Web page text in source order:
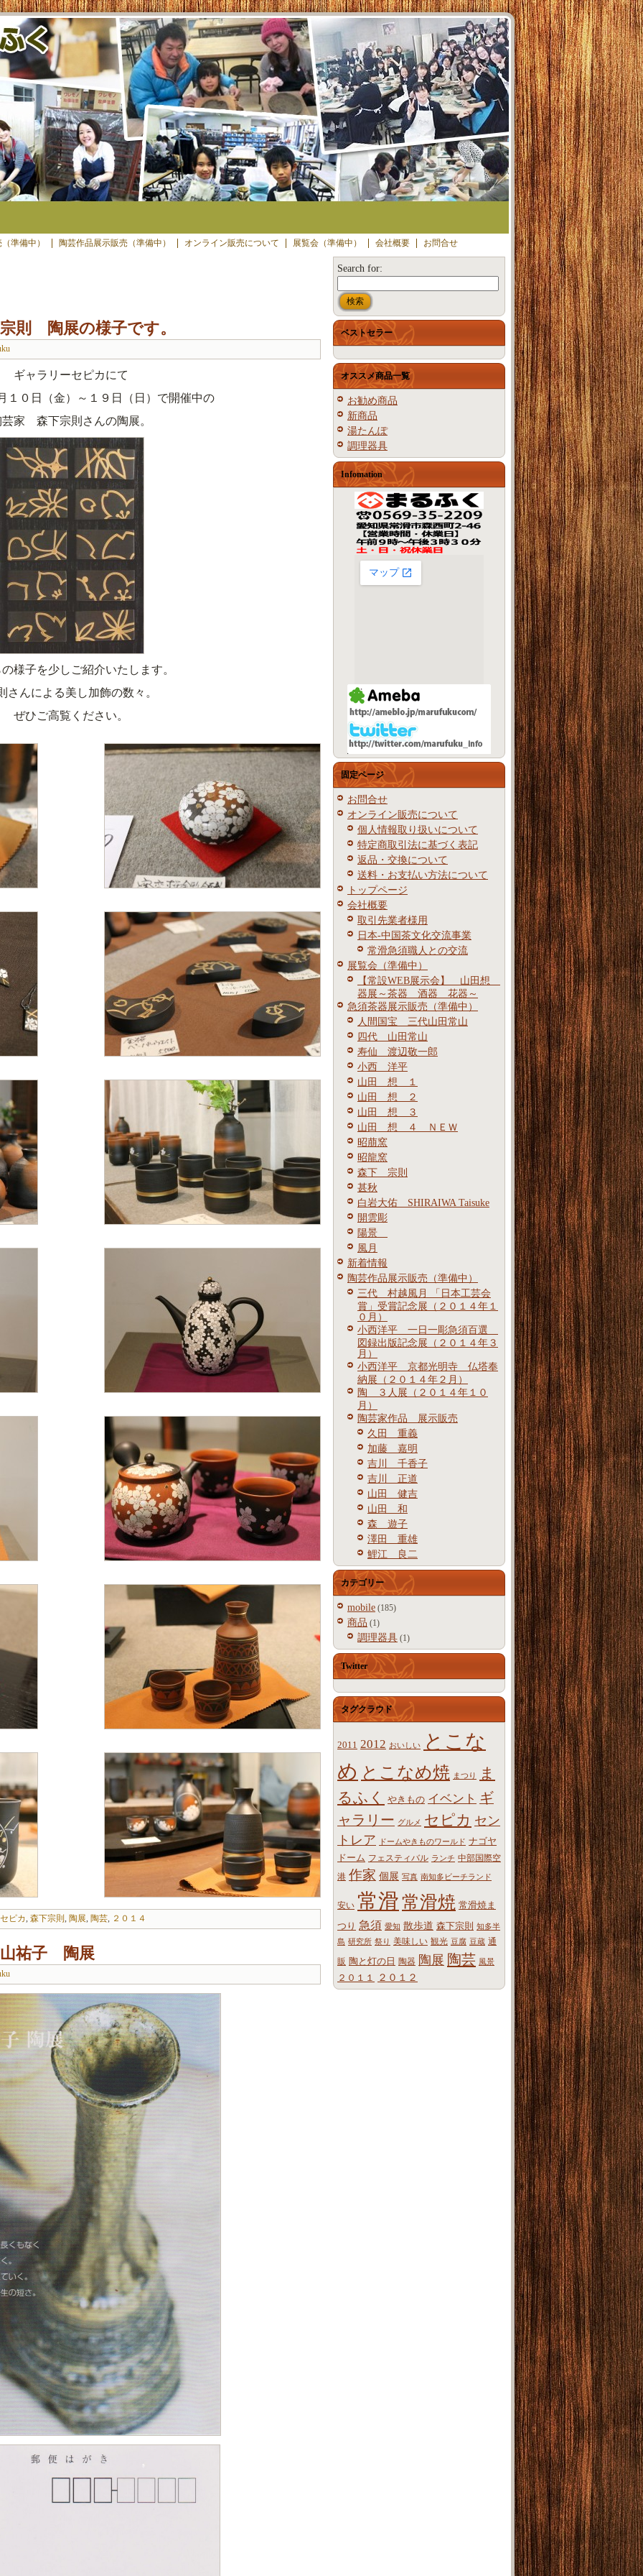
準備中） 陶芸作品展示販売（準備中） オンライン販売について 展覧会（準備中） 会社概要 お問合せ
則 陶展の様子です。
ギャラリーセピカにて
１０日（金）～１９日（日）で開催中の
芸家 森下宗則さんの陶展。
様子を少しご紹介いたします。
さんによる美し加飾の数々。
ぜひご高覧ください。
セピカ 森下宗則 陶展 陶芸 ２０１４
山祐子 陶展
Search for:
ベストセラー
オススメ商品一覧
お勧め商品
新商品
湯たんぽ
調理器具
Infomation
固定ページ
お問合せ
オンライン販売について
個人情報取り扱いについて
特定商取引法に基づく表記
返品・交換について
送料・お支払い方法について
トップページ
会社概要
取引先業者様用
日本-中国茶文化交流事業
常滑急須職人との交流
展覧会（準備中）
【常設WEB展示会】 山田想
器展～茶器 酒器 花器～
急須茶器展示販売（準備中）
人間国宝 三代山田常山
四代 山田常山
寿仙 渡辺敬一郎
小西 洋平
山田 想 １
山田 想 ２
山田 想 ３
山田 想 ４ ＮＥＷ
昭萠窯
昭龍窯
森下 宗則
甚秋
白岩大佑 SHIRAIWA Taisuke
開雲彫
陽景
風月
新着情報
陶芸作品展示販売（準備中）
三代 村越風月 「日本工芸会
賞」受賞記念展（２０１４年１
０月）
小西洋平 一日一彫急須百選
図録出版記念展（２０１４年３
月）
小西洋平 京都光明寺 仏塔奉
納展（２０１４年２月）
陶 ３人展（２０１４年１０
月）
陶芸家作品 展示販売
久田 重義
加藤 嘉明
吉川 千香子
吉川 正道
山田 健吉
山田 和
森 遊子
澤田 重雄
鯉江 良二
カテゴリー
mobile (185)
商品 (1)
調理器具 (1)
Twitter
タグクラウド
2011 2012 おいしい
とこな
め とこなめ焼 まつり
ま
るふく
やきもの イベント ギ
ャラリー グルメ セピカ セン
トレア
ドームやきものワールド ナゴヤ
ドーム フェスティバル ランチ 中部国際空
港 作家 個展 写真 南知多ビーチランド
安い 常滑常滑焼 常滑焼ま
つり 急須 愛知 散歩道 森下宗則
知多半
島 研究所 祭り 美味しい 観光 豆腐 豆蔵 通
販 陶と灯の日 陶器 陶展 陶芸 風景
２０１１ ２０１２